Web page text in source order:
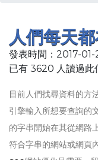
人們每天
發表時間：2017-01-
已有 3620 人讀過此
目前人們找尋資料的方
引擎輸入所想要查詢的
的字串開始在其從網路
符合字串的網站或網頁